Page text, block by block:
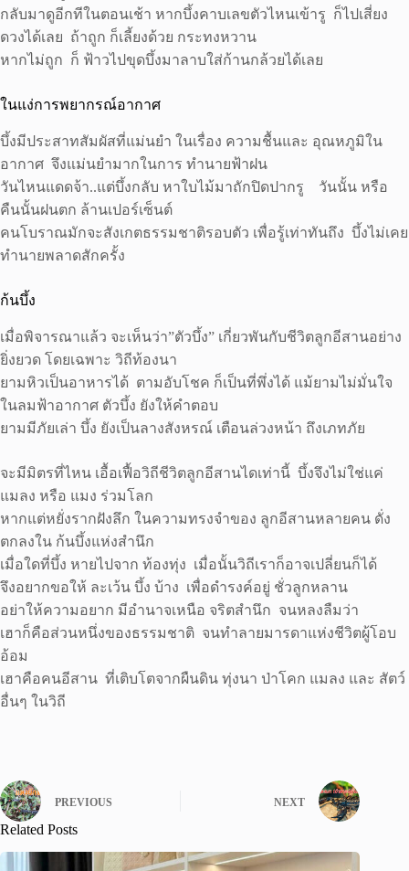
กลับมาดูอีกทีในตอนเช้า หากบึ้งคาบเลขตัวไหนเข้ารู ก็ไปเสี่ยง
ดวงได้เลย ถ้าถูก ก็เลี้ยงด้วย กระทงหวาน
หากไม่ถูก ก็ ฟ้าวไปขุดบึ้งมาลาบใส่ก้านกล้วยได้เลย
ในแง่การพยากรณ์อากาศ
บึ้งมีประสาทสัมผัสที่แม่นยำ ในเรื่อง ความชื้นและ อุณหภูมิใน
อากาศ จึงแม่นยำมากในการ ทำนายฟ้าฝน
วันไหนแดดจ้า..แต่บึ้งกลับ หาใบไม้มาถักปิดปากรู วันนั้น หรือ
คืนนั้นฝนตก ล้านเปอร์เซ็นต์
คนโบราณมักจะสังเกตธรรมชาติรอบตัว เพื่อรู้เท่าทันถึง บึ้งไม่เคย
ทำนายพลาดสักครั้ง
ก้นบึ้ง
เมื่อพิจารณาแล้ว จะเห็นว่า”ตัวบึ้ง” เกี่ยวพันกับชีวิตลูกอีสานอย่าง
ยิ่งยวด โดยเฉพาะ วิถีท้องนา
ยามหิวเป็นอาหารได้ ตามอับโชค ก็เป็นที่พึ่งได้ แม้ยามไม่มั่นใจ
ในลมฟ้าอากาศ ตัวบึ้ง ยังให้คำตอบ
ยามมีภัยเล่า บึ้ง ยังเป็นลางสังหรณ์ เตือนล่วงหน้า ถึงเภทภัย
จะมีมิตรที่ไหน เอื้อเฟื้อวิถีชีวิตลูกอีสานไดเท่านี้ บึ้งจึงไม่ใช่แค่
แมลง หรือ แมง ร่วมโลก
หากแต่หยั่งรากฝังลึก ในความทรงจำของ ลูกอีสานหลายคน ดั่ง
ตกลงใน ก้นบึ้งแห่งสำนึก
เมื่อใดที่บึ้ง หายไปจาก ท้องทุ่ง เมื่อนั้นวิถีเราก็อาจเปลี่ยนก็ได้
จึงอยากขอให้ ละเว้น บึ้ง บ้าง เพื่อดำรงค์อยู่ ชั่วลูกหลาน
อย่าให้ความอยาก มีอำนาจเหนือ จริตสำนึก จนหลงลืมว่า
เฮาก็คือส่วนหนึ่งของธรรมชาติ จนทำลายมารดาแห่งชีวิตผู้โอบ
อ้อม
เฮาคือคนอีสาน ที่เติบโตจากผืนดิน ทุ่งนา ป่าโคก แมลง และ สัตว์
อื่นๆ ในวิถี
PREVIOUS NEXT
Related Posts